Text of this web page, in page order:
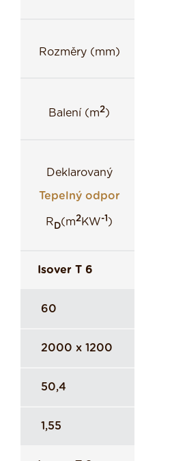
Rozměry (mm)
Balení (m2)
Deklarovaný
Tepelný odpor
RD(m2KW-1)
Isover T 6
60
2000 x 1200
50,4
1,55